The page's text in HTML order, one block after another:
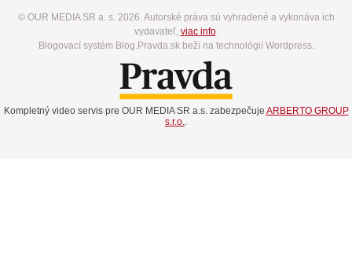
© OUR MEDIA SR a. s. 2026. Autorské práva sú vyhradené a vykonáva ich
vydavateľ, viac info.
Blogovací systém Blog.Pravda.sk beží na technológií Wordpress.
Kompletný video servis pre OUR MEDIA SR a.s. zabezpečuje ARBERTO GROUP
s.r.o..